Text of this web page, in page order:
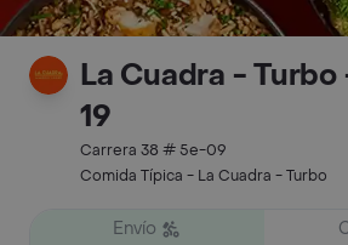
La Cuadra - Turbo
19
Carrera 38 # 5e-09
Comida Típica - La Cuadra - Turbo
Envío